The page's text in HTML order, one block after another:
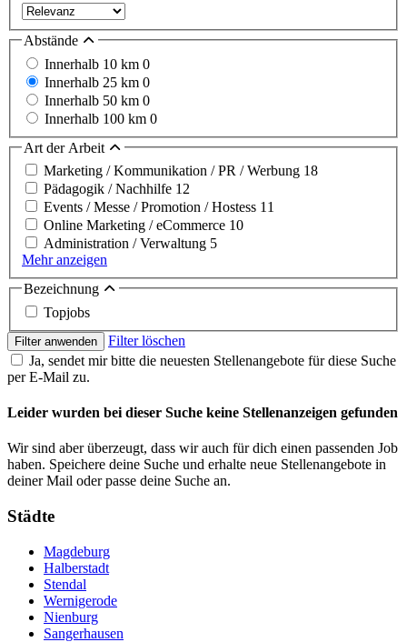
Abstände
Innerhalb 10 km 0
Innerhalb 25 km 0
Innerhalb 50 km 0
Innerhalb 100 km 0
Art der Arbeit
Marketing / Kommunikation / PR / Werbung 18
Pädagogik / Nachhilfe 12
Events / Messe / Promotion / Hostess 11
Online Marketing / eCommerce 10
Administration / Verwaltung 5
Mehr anzeigen
Bezeichnung
Topjobs
Filter anwenden
Filter löschen
Ja, sendet mir bitte die neuesten Stellenangebote für diese Suche
per E-Mail zu.
Leider wurden bei dieser Suche keine Stellenanzeigen gefunden
Wir sind aber überzeugt, dass wir auch für dich einen passenden Job
haben. Speichere deine Suche und erhalte neue Stellenangebote in
deiner Mail oder passe deine Suche an.
Städte
Magdeburg
Halberstadt
Stendal
Wernigerode
Nienburg
Sangerhausen